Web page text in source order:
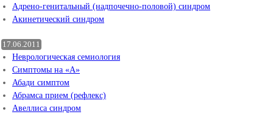
Адрено-генитальный (надпочечно-половой) синдром
Акинетический синдром
17.06.2011
Неврологическая семиология
Симптомы на «А»
Абади симптом
Абрамса прием (рефлекс)
Авеллиса синдром